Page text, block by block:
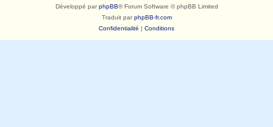
Développé parphpBB® Forum Software © phpBB Limited
Traduit parphpBB-fr.com
Confidentialité | Conditions